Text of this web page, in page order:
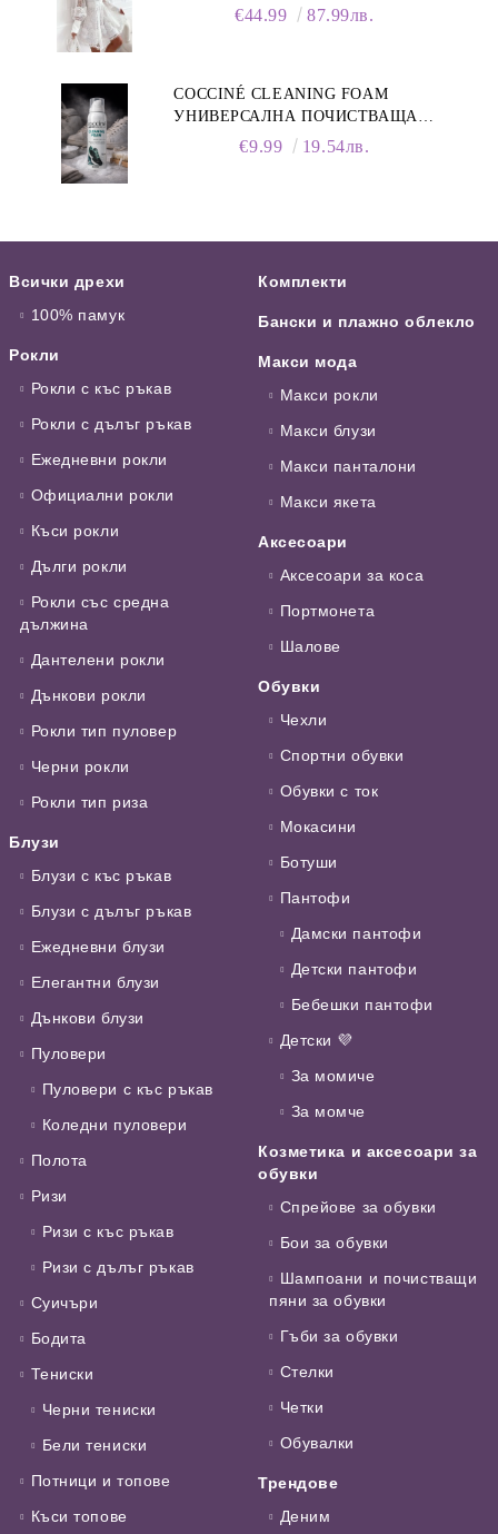
€44.99 87.99лв.
COCCINÉ CLEANING FOAM
УНИВЕРСАЛНА ПОЧИСТВАЩА
ПЯНА ЗА ОБУВКИ, 150 МЛ
€9.99 19.54лв.
Всички дрехи
100% памук
Рокли
Рокли с къс ръкав
Рокли с дълъг ръкав
Ежедневни рокли
Официални рокли
Къси рокли
Дълги рокли
Рокли със средна
дължина
Дантелени рокли
Дънкови рокли
Рокли тип пуловер
Черни рокли
Рокли тип риза
Блузи
Блузи с къс ръкав
Блузи с дълъг ръкав
Ежедневни блузи
Елегантни блузи
Дънкови блузи
Пуловери
Пуловери с къс ръкав
Коледни пуловери
Полота
Ризи
Ризи с къс ръкав
Ризи с дълъг ръкав
Суичъри
Бодита
Тениски
Черни тениски
Бели тениски
Потници и топове
Къси топове
Комплекти
Бански и плажно облекло
Макси мода
Макси рокли
Макси блузи
Макси панталони
Макси якета
Аксесоари
Аксесоари за коса
Портмонета
Шалове
Обувки
Чехли
Спортни обувки
Обувки с ток
Мокасини
Ботуши
Пантофи
Дамски пантофи
Детски пантофи
Бебешки пантофи
Детски 💜
За момиче
За момче
Козметика и аксесоари за
обувки
Спрейове за обувки
Бои за обувки
Шампоани и почистващи
пяни за обувки
Гъби за обувки
Стелки
Четки
Обувалки
Трендове
Деним